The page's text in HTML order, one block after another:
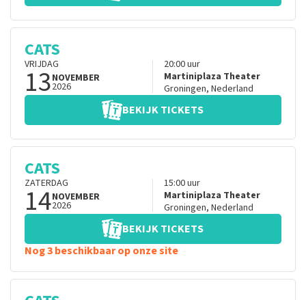
CATS
VRIJDAG
13NOVEMBER
2026
20:00uur
Martiniplaza Theater
Groningen, Nederland
BEKIJK TICKETS
CATS
ZATERDAG
14NOVEMBER
2026
15:00uur
Martiniplaza Theater
Groningen, Nederland
BEKIJK TICKETS
Nog 3 beschikbaar op onze site